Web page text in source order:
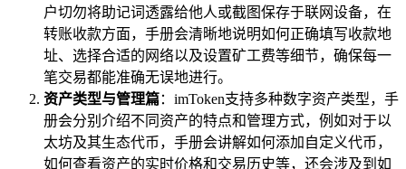
户切勿将助记词透露给他人或截图保存于联网设备，在
转账收款方面，手册会清晰地说明如何正确填写收款地
址、选择合适的网络以及设置矿工费等细节，确保每一
笔交易都能准确无误地进行。
资产类型与管理篇：imToken支持多种数字资产类型，手
册会分别介绍不同资产的特点和管理方式，例如对于以
太坊及其生态代币，手册会讲解如何添加自定义代币，
如何查看资产的实时价格和交易历史等，还会涉及到如